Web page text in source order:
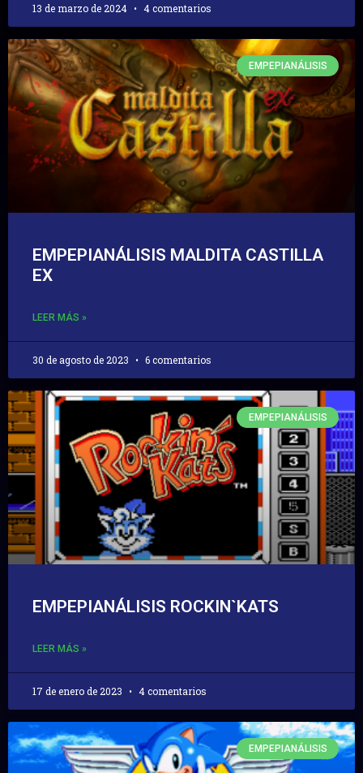
13 de marzo de 2024 4 comentarios
EMPEPIANÁLISIS
EMPEPIANÁLISIS MALDITA CASTILLA
EX
LEER MÁS »
30 de agosto de 2023 6 comentarios
EMPEPIANÁLISIS
EMPEPIANÁLISIS ROCKIN`KATS
LEER MÁS »
17 de enero de 2023 4 comentarios
EMPEPIANÁLISIS